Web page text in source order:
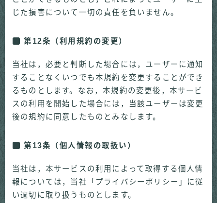
じた損害について一切の責任を負いません。
第12条（利用規約の変更）
当社は，必要と判断した場合には，ユーザーに通知
することなくいつでも本規約を変更することができ
るものとします。なお，本規約の変更後，本サービ
スの利用を開始した場合には，当該ユーザーは変更
後の規約に同意したものとみなします。
第13条（個人情報の取扱い）
当社は，本サービスの利用によって取得する個人情
報については，当社「プライバシーポリシー」に従
い適切に取り扱うものとします。